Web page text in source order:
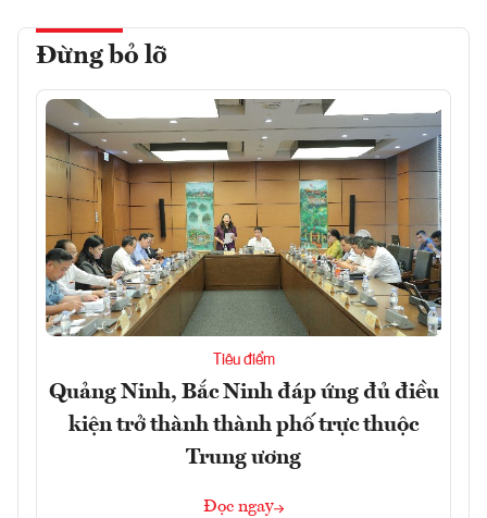
Đừng bỏ lỡ
Tiêu điểm
Quảng Ninh, Bắc Ninh đáp ứng đủ điều
kiện trở thành thành phố trực thuộc
Trung ương
Đọc ngay